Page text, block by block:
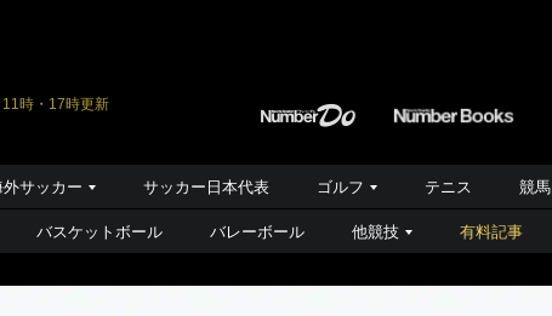
時・17時更新
外サッカー サッカー日本代表 ゴルフ テニス 競馬
バスケットボール バレーボール 他競技 有料記事